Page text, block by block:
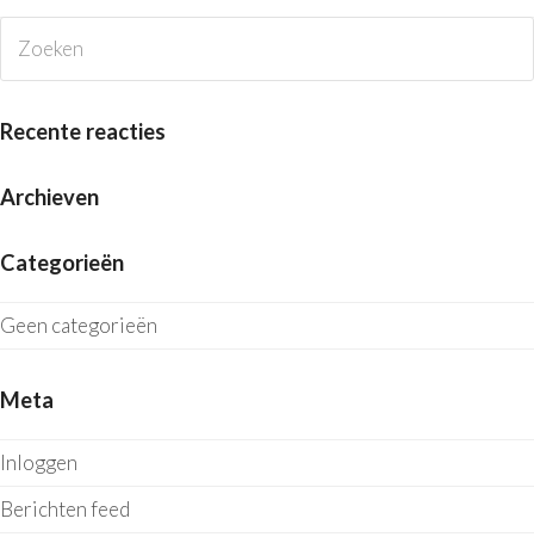
Recente reacties
Archieven
Categorieën
Geen categorieën
Meta
Inloggen
Berichten feed